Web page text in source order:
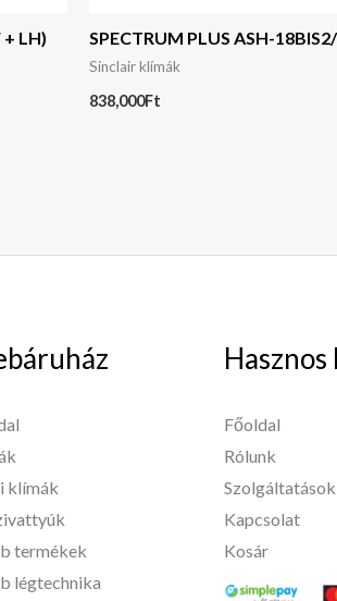
+ LH) SPECTRUM PLUS ASH-
Sinclair klímák
838,000Ft
klímák
termékek
légtechnika
Főoldal
Rólunk
Szolgáltatások
Kapcsolat
Kosár